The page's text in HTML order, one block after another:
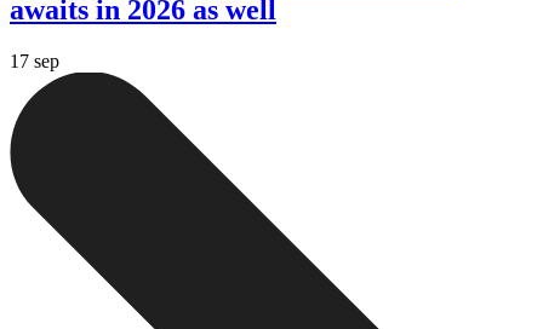
awaits in 2026 as well
17 sep